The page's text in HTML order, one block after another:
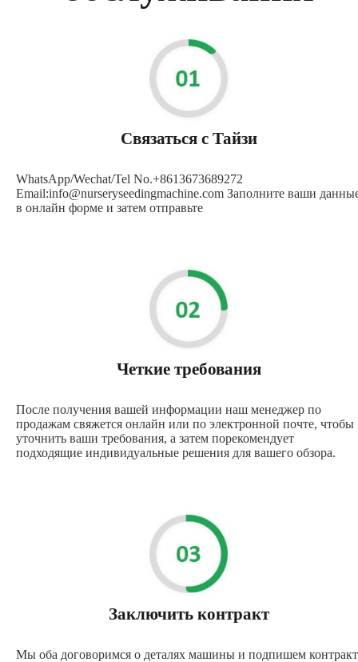
Связаться с Тайзи
WhatsApp/Wechat/Tel No.+8613673689272
Email:info@nurseryseedingmachine.com Заполните ваши
в онлайн форме и затем отправьте
Четкие требования
После получения вашей информации наш менеджер по
продажам свяжется онлайн или по электронной почте, чтобы
уточнить ваши требования, а затем порекомендует
подходящие индивидуальные решения для вашего обзора.
Заключить контракт
Мы оба договоримся о деталях машины и подпишем